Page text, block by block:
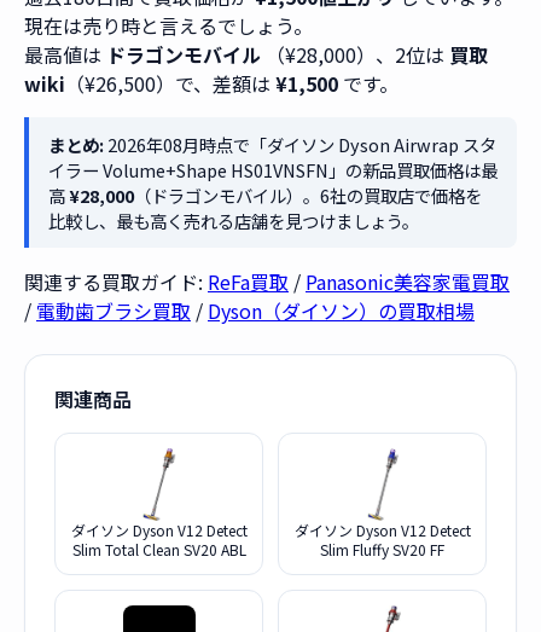
現在は売り時と言えるでしょう。
最高値は ドラゴンモバイル （¥28,000）、2位は 買取
wiki （¥26,500）で、差額は ¥1,500 です。
まとめ:2026年08月時点で「ダイソン Dyson Airwrap スタ
イラー Volume+Shape HS01VNSFN」の新品買取価格は最
高¥28,000（ドラゴンモバイル）。6社の買取店で価格を
比較し、最も高く売れる店舗を見つけましょう。
関連する買取ガイド: ReFa買取 / Panasonic美容家電買取
/ 電動歯ブラシ買取 / Dyson（ダイソン）の買取相場
関連商品
ダイソン Dyson V12 Detect
Slim Total Clean SV20 ABL
ダイソン Dyson V12 Detect
Slim Fluffy SV20 FF